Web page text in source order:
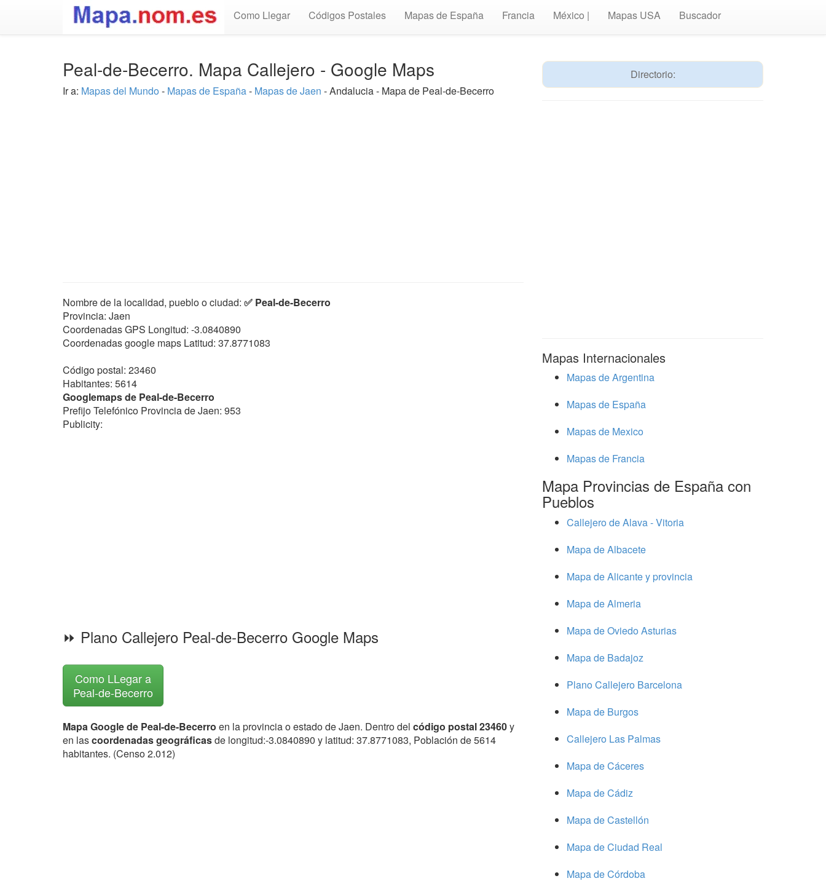
Como Llegar Códigos Postales Mapas de España Francia México | Mapas USA Buscador
Peal-de-Becerro. Mapa Callejero - Google Maps
Ir a: Mapas del Mundo - Mapas de España- Mapas de Jaen - Andalucia - Mapa de Peal-de-Becerro
Nombre de la localidad, pueblo o ciudad: ✅ Peal-de-Becerro
Provincia: Jaen
Coordenadas GPS Longitud: -3.0840890
Coordenadas google maps Latitud: 37.8771083
Código postal: 23460
Habitantes: 5614
Googlemaps de Peal-de-Becerro
Prefijo Telefónico Provincia de Jaen: 953
Publicity:
⏩ Plano Callejero Peal-de-Becerro Google Maps
Como LLegar a
Peal-de-Becerro
Mapa Google de Peal-de-Becerro en la provincia o estado de Jaen. Dentro del código postal 23460y
en lascoordenadas geográficasde longitud:-3.0840890 y latitud: 37.8771083, Población de 5614
habitantes. (Censo 2.012)
Directorio:
Mapas Internacionales
Mapas de Argentina
Mapas de España
Mapas de Mexico
Mapas de Francia
Mapa Provincias de España con
Pueblos
Callejero de Alava - Vitoria
Mapa de Albacete
Mapa de Alicante y provincia
Mapa de Almeria
Mapa de Oviedo Asturias
Mapa de Badajoz
Plano Callejero Barcelona
Mapa de Burgos
Callejero Las Palmas
Mapa de Cáceres
Mapa de Cádiz
Mapa de Castellón
Mapa de Ciudad Real
Mapa de Córdoba